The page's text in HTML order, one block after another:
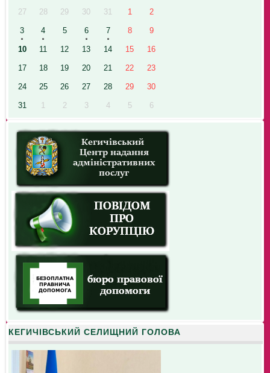
27
28 29 30 31 1 2
3 4 5 6 7 8 9
10 11 12 13 14 15 16
17 18 19 20 21 22 23
24 25 26 27 28 29 30
31 1 2 3 4 5 6
КЕГИЧІВСЬКИЙ СЕЛИЩНИЙ ГОЛОВА